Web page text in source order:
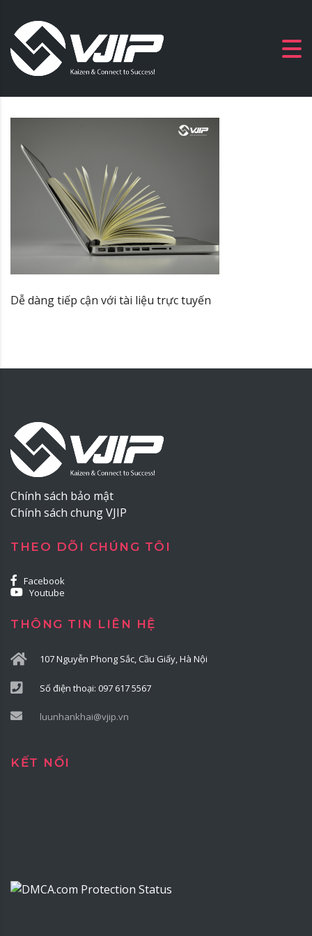
Dễ dàng tiếp cận với tài liệu trực tuyến
Chính sách bảo mật
Chính sách chung VJIP
THEO DÕI CHÚNG TÔI
Facebook
Youtube
THÔNG TIN LIÊN HỆ
107 Nguyễn Phong Sắc, Cầu Giấy, Hà Nội
Số điện thoại: 097 617 5567
luunhankhai@vjip.vn
KẾT NỐI